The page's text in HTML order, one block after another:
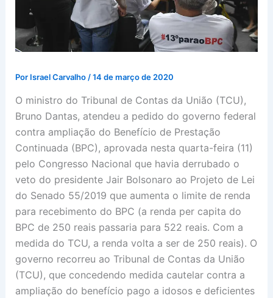
Por Israel Carvalho /14 de março de 2020
O ministro do Tribunal de Contas da União (TCU),
Bruno Dantas, atendeu a pedido do governo federal
contra ampliação do Benefício de Prestação
Continuada (BPC), aprovada nesta quarta-feira (11)
pelo Congresso Nacional que havia derrubado o
veto do presidente Jair Bolsonaro ao Projeto de Lei
do Senado 55/2019 que aumenta o limite de renda
para recebimento do BPC (a renda per capita do
BPC de 250 reais passaria para 522 reais. Com a
medida do TCU, a renda volta a ser de 250 reais). O
governo recorreu ao Tribunal de Contas da União
(TCU), que concedendo medida cautelar contra a
ampliação do benefício pago a idosos e deficientes